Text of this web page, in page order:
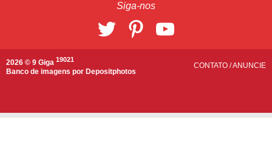
Siga-nos
2026 © 9 Giga 19021
Banco de imagens por Depositphotos
CONTATO /ANUNCIE